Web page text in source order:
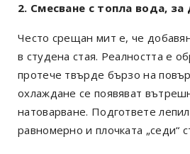
2. Смесване с топла вода,
Често срещан мит е, че
в студена стая. Реалността е
протече твърде бързо на
охлаждане се появяват
натоварване. Подгответе
равномерно и плочката „седи“